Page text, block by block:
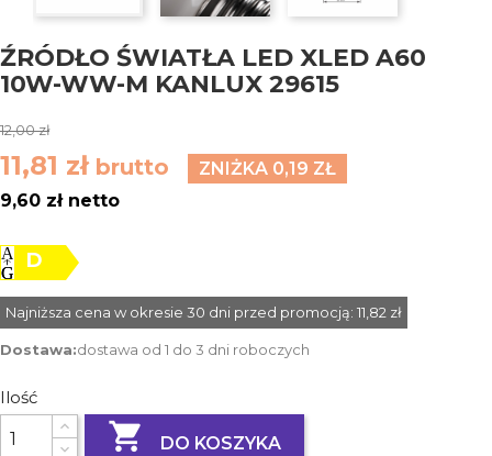
ŹRÓDŁO ŚWIATŁA LED XLED A60
10W-WW-M KANLUX 29615
12,00 zł
11,81 zł brutto
ZNIŻKA 0,19 ZŁ
9,60 zł netto
D
Najniższa cena w okresie 30 dni przed promocją: 11,82 zł
Dostawa:dostawa od 1 do 3 dni roboczych
Ilość
 DO KOSZYKA